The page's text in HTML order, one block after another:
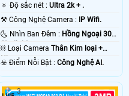
🔅 Độ sắc nét :Ultra 2k + .
⚒ Công Nghệ Camera : IP Wifi.
🌜 Nhìn Ban Đêm : Hồng Ngoại 30m
Starlight.
⛓ Loại CameraThân Kim loại +
Nhựa.
️☣️ Điểm Nỗi Bật :Công Nghệ AI.
3